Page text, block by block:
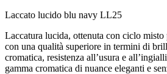
Laccato lucido blu navy LL25
Laccatura lucida, ottenuta con ciclo
con una qualità superiore in termini di
cromatica, resistenza all’usura e
gamma cromatica di nuance eleganti e